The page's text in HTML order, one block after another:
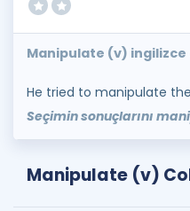
Manipulate (v)
He tried to manipulate
Seçimin sonuçlarını
Manipulate (v)